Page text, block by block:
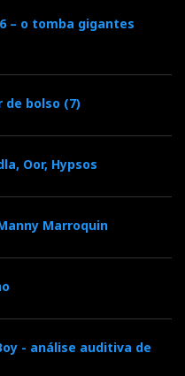
– o tomba gigantes
de bolso (7)
Oor, Hypsos
Marroquin
- análise auditiva de